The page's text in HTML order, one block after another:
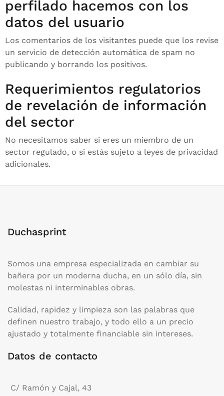
perfilado hacemos con los
datos del usuario
Los comentarios de los visitantes puede que los revise
un servicio de detección automática de spam no
publicando y borrando los positivos.
Requerimientos regulatorios
de revelación de información
del sector
No necesitamos saber si eres un miembro de un
sector regulado, o si estás sujeto a leyes de privacidad
adicionales.
Duchasprint
Somos una empresa especializada en cambiar su
bañera por un moderna ducha, en un sólo día, sin
molestas ni interminables obras.
Calidad, rapidez y limpieza son las palabras que
definen nuestro trabajo, y todo ello a un precio
ajustado y totalmente financiable sin intereses.
Datos de contacto
C/ Ramón y Cajal, 43